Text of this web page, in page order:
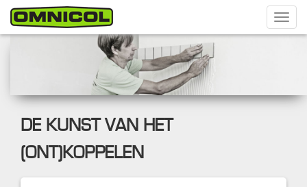
DE KUNST VAN HET
(ONT)KOPPELEN